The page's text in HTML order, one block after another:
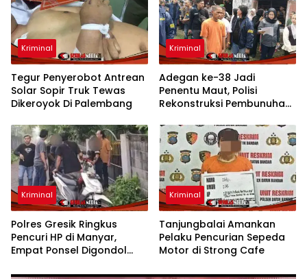
Kriminal
Tegur Penyerobot Antrean
Solar Sopir Truk Tewas
Dikeroyok Di Palembang
Kriminal
Adegan ke-38 Jadi
Penentu Maut, Polisi
Rekonstruksi Pembunuhan
Kriminal
Polres Gresik Ringkus
Pencuri HP di Manyar,
Empat Ponsel Digondol
Kriminal
Tanjungbalai Amankan
Pelaku Pencurian Sepeda
Motor di Strong Cafe